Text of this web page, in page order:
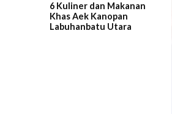
6 Kuliner dan Makanan
Khas Aek Kanopan
Labuhanbatu Utara